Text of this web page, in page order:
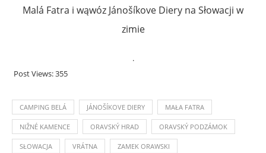
Malá Fatra i wąwóz Jánošíkove Diery na Słowacji w
zimie
.
Post Views:355
CAMPING BELÁ JÁNOŠÍKOVE DIERY MAŁA FATRA
NIŽNÉ KAMENCE ORAVSKÝ HRAD ORAVSKÝ PODZÁMOK
SŁOWACJA VRÁTNA ZAMEK ORAWSKI